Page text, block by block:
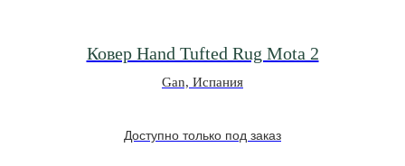
Ковер Hand Tufted Rug Mota 2
Gan, Испания